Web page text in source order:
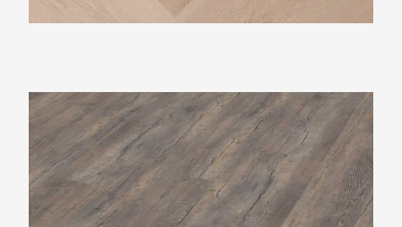
Belakos Castello XL 500